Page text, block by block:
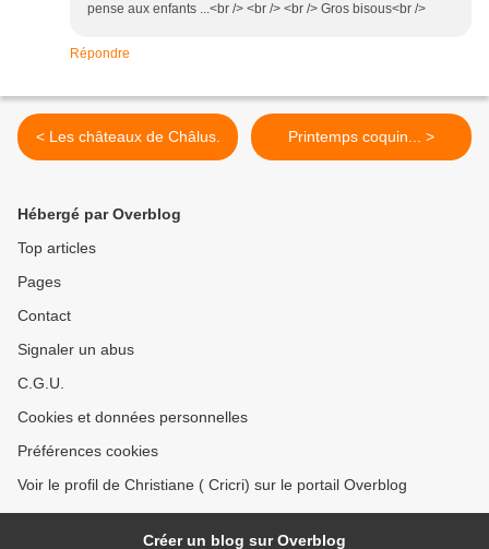
pense aux enfants ...<br /> <br /> <br /> Gros bisous<br />
Répondre
< Les châteaux de Châlus. Printemps coquin... >
Hébergé par Overblog
Top articles
Pages
Contact
Signaler un abus
C.G.U.
Cookies et données personnelles
Préférences cookies
Voir le profil de Christiane ( Cricri) sur le portail Overblog
Créer un blog sur Overblog